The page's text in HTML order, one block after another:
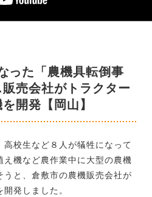
った「農機具転倒事
売会社がトラクター
開発【岡山】
高校生など８人が犠牲になって
機など農作業中に大型の農機
と、倉敷市の農機販売会社が
発しました。